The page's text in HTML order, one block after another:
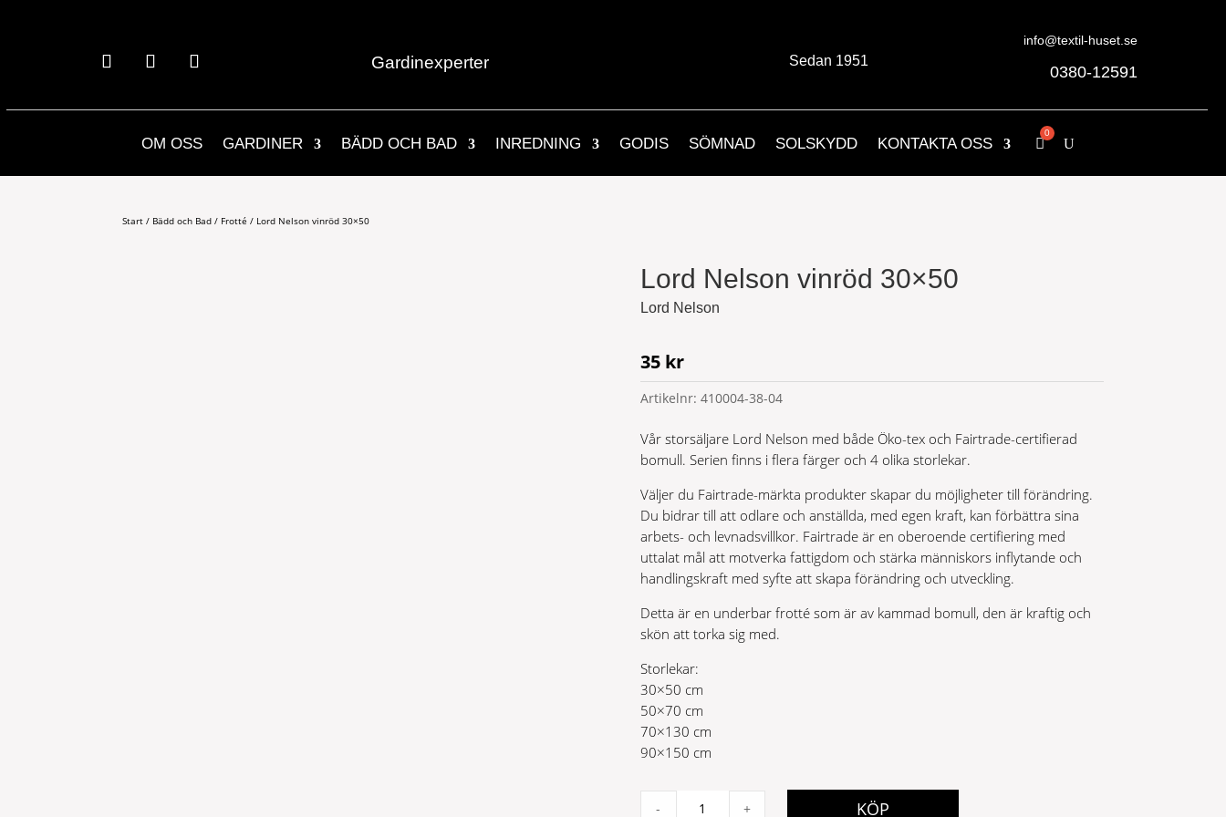
Gardinexperter Sedan 1951
info@textil-huset.se
0380-12591
OM OSS GARDINER BÄDD OCH BAD INREDNING GODIS SÖMNAD SOLSKYDD KONTAKTA OSS
Start / Bädd och Bad / Frotté / Lord Nelson vinröd 30×50
Lord Nelson vinröd 30×50
Lord Nelson
35 kr
Artikelnr: 410004-38-04
Vår storsäljare Lord Nelson med både Öko-tex och Fairtrade-certifierad
bomull. Serien finns i flera färger och 4 olika storlekar.
Väljer du Fairtrade-märkta produkter skapar du möjligheter till förändring.
Du bidrar till att odlare och anställda, med egen kraft, kan förbättra sina
arbets- och levnadsvillkor. Fairtrade är en oberoende certifiering med
uttalat mål att motverka fattigdom och stärka människors inflytande och
handlingskraft med syfte att skapa förändring och utveckling.
Detta är en underbar frotté som är av kammad bomull, den är kraftig och
skön att torka sig med.
Storlekar:
30×50 cm
50×70 cm
70×130 cm
90×150 cm
- + KÖP